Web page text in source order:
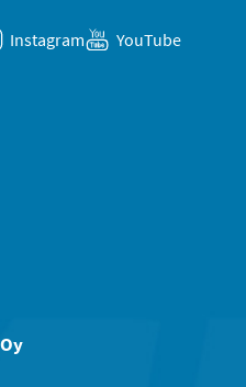
Instagram YouTube